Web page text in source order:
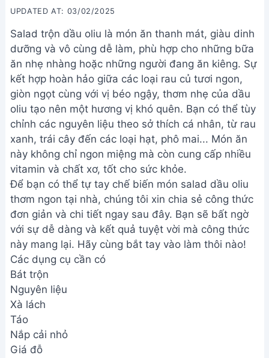
UPDATED AT: 03/02/2025
Salad trộn dầu oliu là món ăn thanh mát, giàu dinh
dưỡng và vô cùng dễ làm, phù hợp cho những bữa
ăn nhẹ nhàng hoặc những người đang ăn kiêng. Sự
kết hợp hoàn hảo giữa các loại rau củ tươi ngon,
giòn ngọt cùng với vị béo ngậy, thơm nhẹ của dầu
oliu tạo nên một hương vị khó quên. Bạn có thể tùy
chỉnh các nguyên liệu theo sở thích cá nhân, từ rau
xanh, trái cây đến các loại hạt, phô mai... Món ăn
này không chỉ ngon miệng mà còn cung cấp nhiều
vitamin và chất xơ, tốt cho sức khỏe.
Để bạn có thể tự tay chế biến món salad dầu oliu
thơm ngon tại nhà, chúng tôi xin chia sẻ công thức
đơn giản và chi tiết ngay sau đây. Bạn sẽ bất ngờ
với sự dễ dàng và kết quả tuyệt vời mà công thức
này mang lại. Hãy cùng bắt tay vào làm thôi nào!
Các dụng cụ cần có
Bát trộn
Nguyên liệu
Xà lách
Táo
Nắp cải nhỏ
Giá đỗ